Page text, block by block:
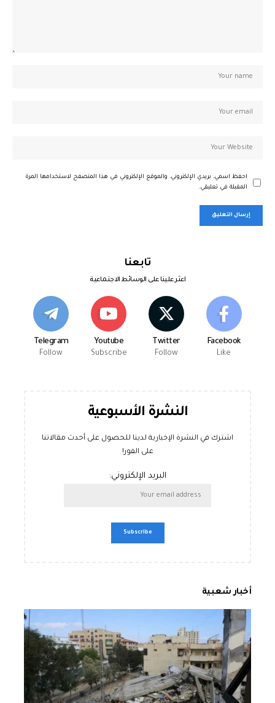
احفظ اسمي، بريدي الإلكتروني، والموقع الإلكتروني في هذا المتصفح لاستخدامها المرة
المقبلة في تعليقي.
تابعنا
اعثر علينا على الوسائط الاجتماعية
Facebook
Like
Twitter
Follow
Youtube
Subscribe
Telegram
Follow
النشرة الأسبوعية
اشترك في النشرة الإخبارية لدينا للحصول على أحدث مقالاتنا
على الفور!
البريد الإلكتروني:
أخبار شعبية